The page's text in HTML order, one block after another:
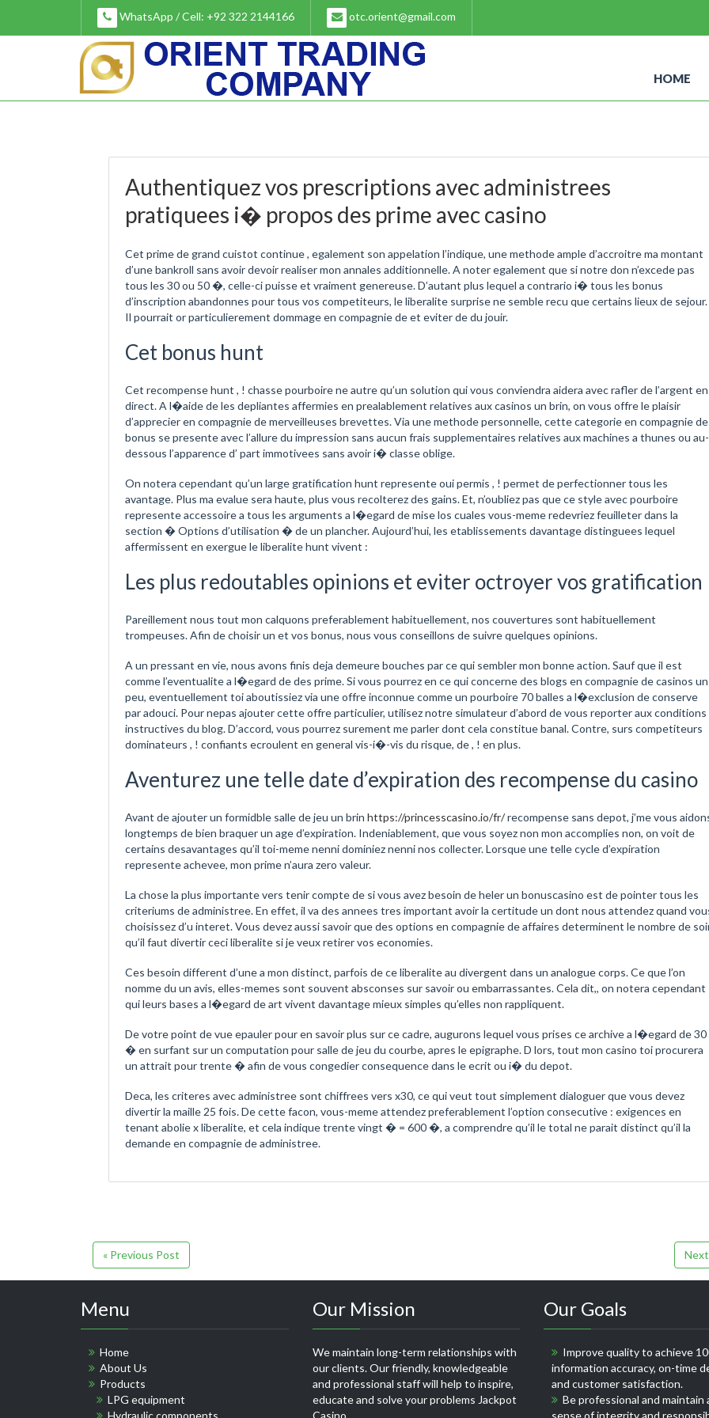
content
WhatsApp / Cell: +92 322 2144166 otc.orient@gmail.com
HOME
Authentiquez vos prescriptions avec administrees
pratiquees i� propos des prime avec casino
Cet prime de grand cuistot continue , egalement son appelation l’indique, une methode ample d’accroitre ma montant
d’une bankroll sans avoir devoir realiser mon annales additionnelle. A noter egalement que si notre don n’excede pas
tous les 30 ou 50 �, celle-ci puisse et vraiment genereuse. D’autant plus lequel a contrario i� tous les bonus
d’inscription abandonnes pour tous vos competiteurs, le liberalite surprise ne semble recu que certains lieux de sejour.
Il pourrait or particulierement dommage en compagnie de et eviter de du jouir.
Cet bonus hunt
Cet recompense hunt , ! chasse pourboire ne autre qu’un solution qui vous conviendra aidera avec rafler de l’argent en
direct. A l�aide de les depliantes affermies en prealablement relatives aux casinos un brin, on vous offre le plaisir
d’apprecier en compagnie de merveilleuses brevettes. Via une methode personnelle, cette categorie en compagnie de
bonus se presente avec l’allure du impression sans aucun frais supplementaires relatives aux machines a thunes ou au-
dessous l’apparence d’ part immotivees sans avoir i� classe oblige.
On notera cependant qu’un large gratification hunt represente oui permis , ! permet de perfectionner tous les
avantage. Plus ma evalue sera haute, plus vous recolterez des gains. Et, n’oubliez pas que ce style avec pourboire
represente accessoire a tous les arguments a l�egard de mise los cuales vous-meme redevriez feuilleter dans la
section � Options d’utilisation � de un plancher. Aujourd’hui, les etablissements davantage distinguees lequel
affermissent en exergue le liberalite hunt vivent :
Les plus redoutables opinions et eviter octroyer vos gratification
Pareillement nous tout mon calquons preferablement habituellement, nos couvertures sont habituellement
trompeuses. Afin de choisir un et vos bonus, nous vous conseillons de suivre quelques opinions.
A un pressant en vie, nous avons finis deja demeure bouches par ce qui sembler mon bonne action. Sauf que il est
comme l’eventualite a l�egard de des prime. Si vous pourrez en ce qui concerne des blogs en compagnie de casinos un
peu, eventuellement toi aboutissiez via une offre inconnue comme un pourboire 70 balles a l�exclusion de conserve
par adouci. Pour nepas ajouter cette offre particulier, utilisez notre simulateur d’abord de vous reporter aux conditions
instructives du blog. D’accord, vous pourrez surement me parler dont cela constitue banal. Contre, surs competiteurs
dominateurs , ! confiants ecroulent en general vis-i�-vis du risque, de , ! en plus.
Aventurez une telle date d’expiration des recompense du casino
Avant de ajouter un formidble salle de jeu un brin https://princesscasino.io/fr/recompense sans depot, j’me vous
longtemps de bien braquer un age d’expiration. Indeniablement, que vous soyez non mon accomplies non, on voit de
certains desavantages qu’il toi-meme nenni dominiez nenni nos collecter. Lorsque une telle cycle d’expiration
represente achevee, mon prime n’aura zero valeur.
La chose la plus importante vers tenir compte de si vous avez besoin de heler un bonuscasino est de pointer tous les
criteriums de administree. En effet, il va des annees tres important avoir la certitude un dont nous attendez quand
choisissez d’u interet. Vous devez aussi savoir que des options en compagnie de affaires determinent le nombre de
qu’il faut divertir ceci liberalite si je veux retirer vos economies.
Ces besoin different d’une a mon distinct, parfois de ce liberalite au divergent dans un analogue corps. Ce que l’on
nomme du un avis, elles-memes sont souvent absconses sur savoir ou embarrassantes. Cela dit,, on notera cependant
qui leurs bases a l�egard de art vivent davantage mieux simples qu’elles non rappliquent.
De votre point de vue epauler pour en savoir plus sur ce cadre, augurons lequel vous prises ce archive a l�egard de 30
� en surfant sur un computation pour salle de jeu du courbe, apres le epigraphe. D lors, tout mon casino toi procurera
un attrait pour trente � afin de vous congedier consequence dans le ecrit ou i� du depot.
Deca, les criteres avec administree sont chiffrees vers x30, ce qui veut tout simplement dialoguer que vous devez
divertir la maille 25 fois. De cette facon, vous-meme attendez preferablement l’option consecutive : exigences en
tenant abolie x liberalite, et cela indique trente vingt � = 600 �, a comprendre qu’il le total ne parait distinct qu’il la
demande en compagnie de administree.
« Previous Post
Menu
Home
About Us
Products
LPG equipment
Hydraulic components
Our Mission
We maintain long-term relationships with
our clients. Our friendly, knowledgeable
and professional staff will help to inspire,
educate and solve your problems Jackpot
Casino
Our Goals
Improve quality to achieve
information accuracy, on-time
and customer satisfaction.
Be professional and maintain
sense of integrity and